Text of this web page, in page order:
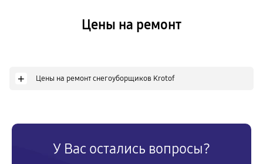
Цены на ремонт
+ Цены на ремонт снегоуборщиков Krotof
У Вас остались вопросы?